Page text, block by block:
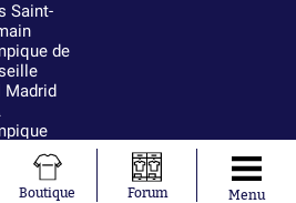
Saint-
de
Madrid
Boutique Forum Menu